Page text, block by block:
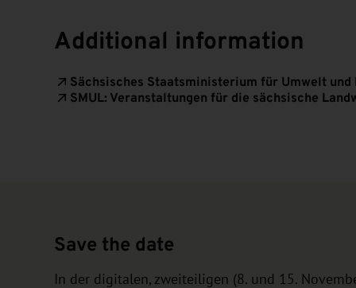
Additional information
Sächsisches Staatsministerium für Umwelt
SMUL: Veranstaltungen für die sächsische
Save the date
In der digitalen, zweiteiligen (8. und 15.